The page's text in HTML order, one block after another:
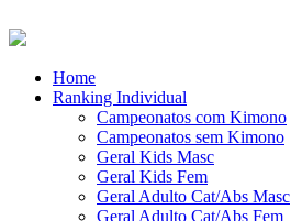
Home
Ranking Individual
Campeonatos com Kimono
Campeonatos sem Kimono
Geral Kids Masc
Geral Kids Fem
Geral Adulto Cat/Abs Masc
Geral Adulto Cat/Abs Fem